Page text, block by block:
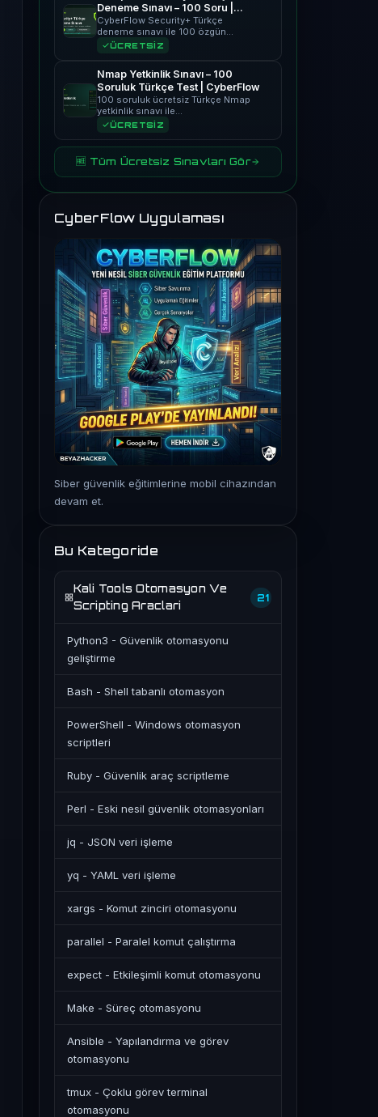
Deneme Sınavı – 100 Soru |
CyberFlow
CyberFlow Security+ Türkçe
deneme sınavı ile 100 özgün…
ÜCRETSİZ
Nmap Yetkinlik Sınavı – 100
Soruluk Türkçe Test | CyberFlow
100 soruluk ücretsiz Türkçe Nmap
yetkinlik sınavı ile…
ÜCRETSİZ
🆓 Tüm Ücretsiz Sınavları Gör
CyberFlow Uygulaması
Siber güvenlik eğitimlerine mobil cihazından
devam et.
Bu Kategoride
Kali Tools Otomasyon Ve
Scripting Araclari
21
Python3 - Güvenlik otomasyonu
geliştirme
Bash - Shell tabanlı otomasyon
PowerShell - Windows otomasyon
scriptleri
Ruby - Güvenlik araç scriptleme
Perl - Eski nesil güvenlik otomasyonları
jq - JSON veri işleme
yq - YAML veri işleme
xargs - Komut zinciri otomasyonu
parallel - Paralel komut çalıştırma
expect - Etkileşimli komut otomasyonu
Make - Süreç otomasyonu
Ansible - Yapılandırma ve görev
otomasyonu
tmux - Çoklu görev terminal
otomasyonu